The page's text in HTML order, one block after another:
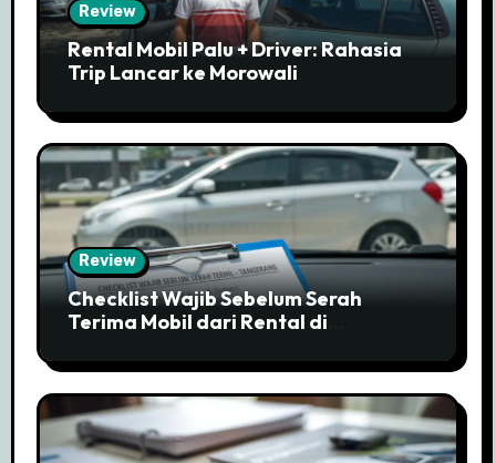
Review
Rental Mobil Palu + Driver: Rahasia
Trip Lancar ke Morowali
Review
Checklist Wajib Sebelum Serah
Terima Mobil dari Rental di